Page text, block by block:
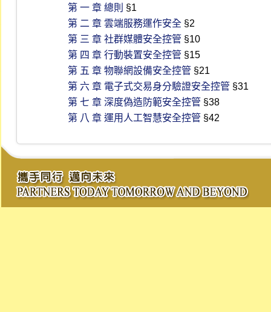
第 一 章 總則 §1
第 二 章 雲端服務運作安全 §2
第 三 章 社群媒體安全控管 §10
第 四 章 行動裝置安全控管 §15
第 五 章 物聯網設備安全控管 §21
第 六 章 電子式交易身分驗證安全控管 §31
第 七 章 深度偽造防範安全控管 §38
第 八 章 運用人工智慧安全控管 §42